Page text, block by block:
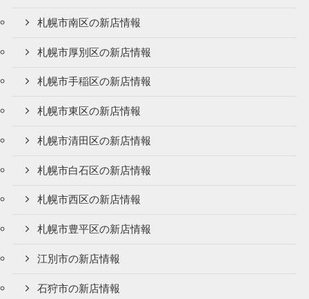
札幌市南区の新店情報
札幌市厚別区の新店情報
札幌市手稲区の新店情報
札幌市東区の新店情報
札幌市清田区の新店情報
札幌市白石区の新店情報
札幌市西区の新店情報
札幌市豊平区の新店情報
江別市の新店情報
石狩市の新店情報